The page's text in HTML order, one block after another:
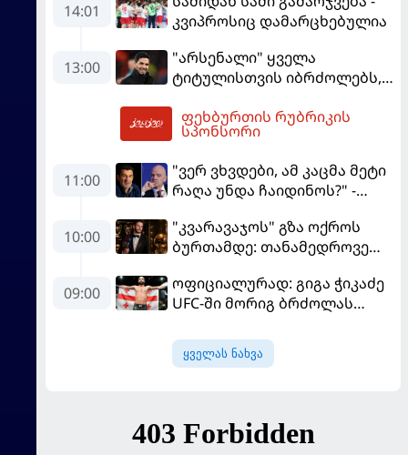
გვინდოდა
14:01
კვიპროსიც დამარცხებულია
13:00
"არსენალი" ყველა
ტიტულისთვის იბრძოლებს,
გვსურს" - მიკელ არტეტა
ფეხბურთის რუბრიკის
სპონსორი
11:00
"ვერ ვხვდები, ამ კაცმა მეტი
რაღა უნდა ჩაიდინოს?" -
გადადგომას მოითხოვს
10:00
"კვარავაჯოს" გზა ოქროს
ბურთამდე: თანამედროვე
09:00
ოფიციალურად: გიგა ჭიკაძე
UFC-ში მორიგ ბრძოლას
ყველას ნახვა